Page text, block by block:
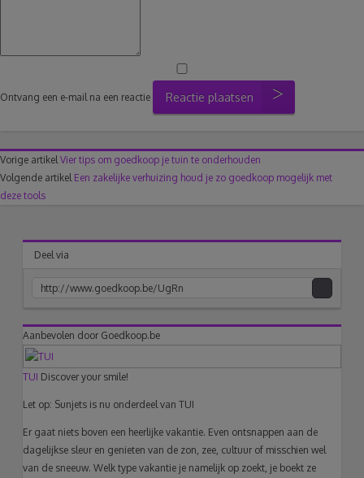
Ontvang een e-mail na een reactie Reactie plaatsen
Vorige artikel Vier tips om goedkoop je tuin te onderhouden
Volgende artikel Een zakelijke verhuizing houd je zo goedkoop mogelijk met
deze tools
Pinterest
Twitter
Deel via
Aanbevolen door Goedkoop.be
TUI Discover your smile!
Let op: Sunjets is nu onderdeel van TUI
Er gaat niets boven een heerlijke vakantie. Even ontsnappen aan de
dagelijkse sleur en genieten van de zon, zee, cultuur of misschien wel
van de sneeuw. Welk type vakantie je namelijk op zoekt, je boekt ze